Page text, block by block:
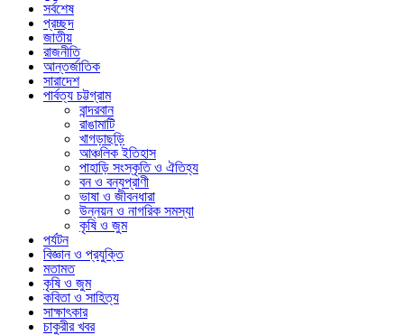
সর্বশেষ
প্রচ্ছদ
জাতীয়
রাজনীতি
আন্তর্জাতিক
সারাদেশ
পার্বত্য চট্টগ্রাম
বান্দরবান
রাঙামাটি
খাগড়াছড়ি
আঞ্চলিক ইতিহাস
পাহাড়ি সংস্কৃতি ও ঐতিহ্য
বন ও বন্যপ্রাণী
ভাষা ও জীবনধারা
উন্নয়ন ও নাগরিক সমস্যা
কৃষি ও জুম
পর্যটন
বিজ্ঞান ও প্রযুক্তি
মতামত
কৃষি ও জুম
কবিতা ও সাহিত্য
সাক্ষাৎকার
চাকুরীর খবর